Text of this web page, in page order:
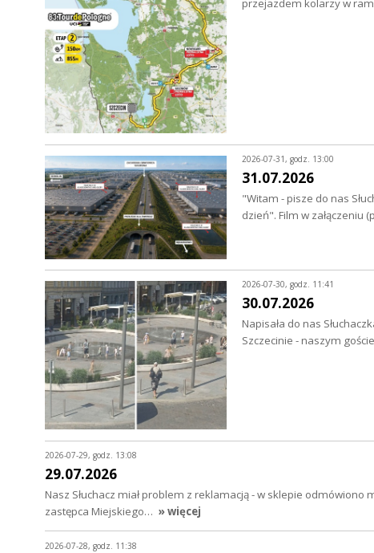
2026-07-31, godz. 13:00
31.07.2026
"Witam - pisze do nas
dzień". Film w załączeniu
2026-07-30, godz. 11:41
30.07.2026
Napisała do nas
Szczecinie - naszym
2026-07-29, godz. 13:08
29.07.2026
Nasz Słuchacz miał problem z reklamacją - w sklepie
zastępca Miejskiego… » więcej
2026-07-28, godz. 11:38